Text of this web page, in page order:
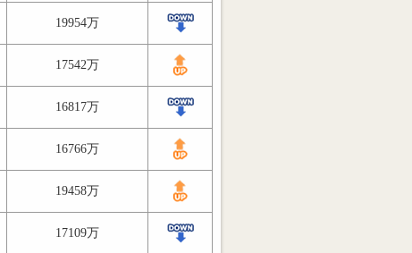
19954万
17542万
16817万
16766万
19458万
17109万